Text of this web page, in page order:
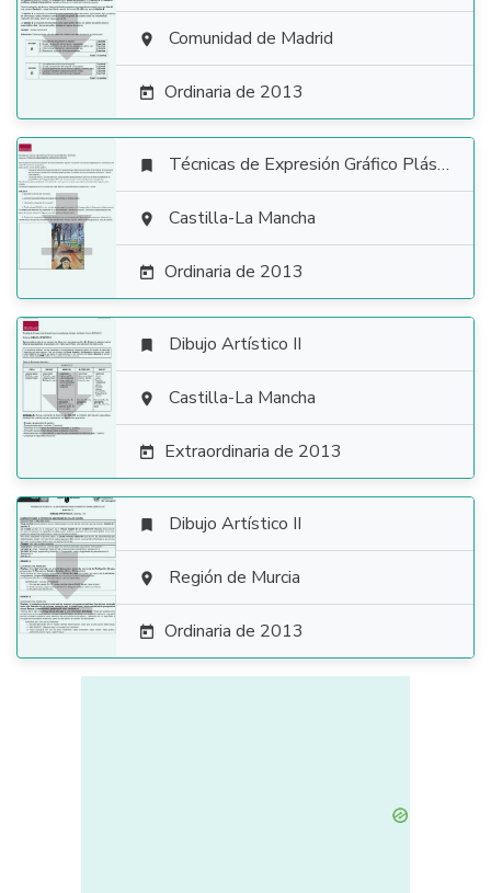
  Comunidad de Madrid
 Ordinaria de 2013

 Técnicas de Expresión Gráfico Plástica
 Castilla-La Mancha
 Ordinaria de 2013

 Dibujo Artístico II
 Castilla-La Mancha
 Extraordinaria de 2013

 Dibujo Artístico II
 Región de Murcia
 Ordinaria de 2013